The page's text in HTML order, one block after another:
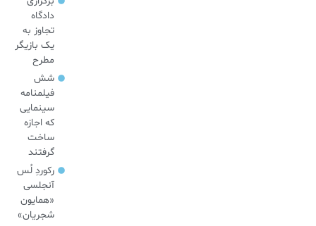
دادگاه
تجاوز به
یک بازیگر
مطرح
شش
فیلمنامه
سینمایی
که اجازه
ساخت
گرفتند
رکوردِ لُس
آنجلسی
«همایون
شجریان»